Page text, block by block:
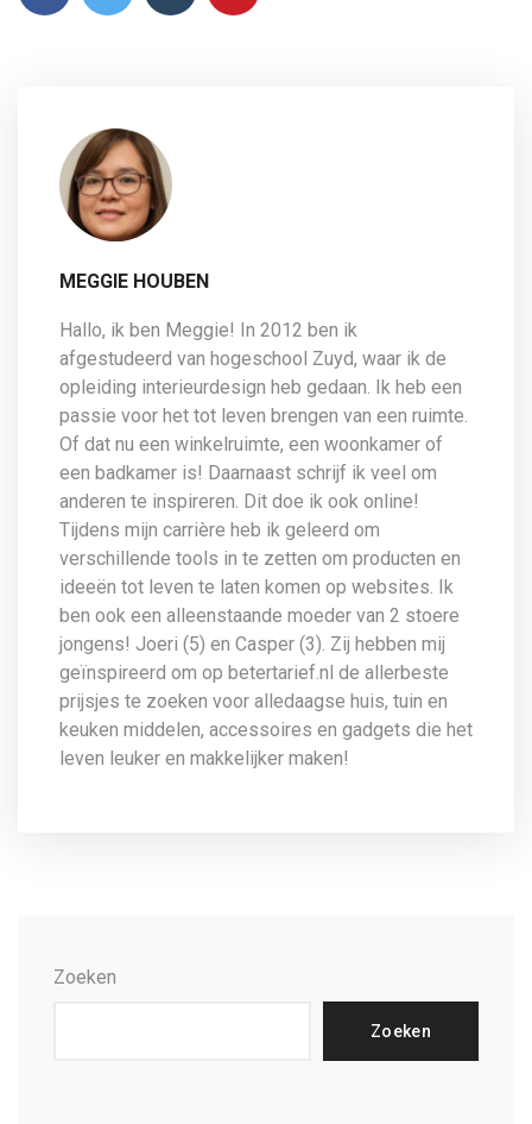
MEGGIE HOUBEN
Hallo, ik ben Meggie! In 2012 ben ik
afgestudeerd van hogeschool Zuyd, waar ik de
opleiding interieurdesign heb gedaan. Ik heb een
passie voor het tot leven brengen van een ruimte.
Of dat nu een winkelruimte, een woonkamer of
een badkamer is! Daarnaast schrijf ik veel om
anderen te inspireren. Dit doe ik ook online!
Tijdens mijn carrière heb ik geleerd om
verschillende tools in te zetten om producten en
ideeën tot leven te laten komen op websites. Ik
ben ook een alleenstaande moeder van 2 stoere
jongens! Joeri (5) en Casper (3). Zij hebben mij
geïnspireerd om op betertarief.nl de allerbeste
prijsjes te zoeken voor alledaagse huis, tuin en
keuken middelen, accessoires en gadgets die het
leven leuker en makkelijker maken!
Zoeken
Zoeken